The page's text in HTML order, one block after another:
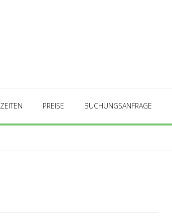
PREISE BUCHUNGSANFRAGE